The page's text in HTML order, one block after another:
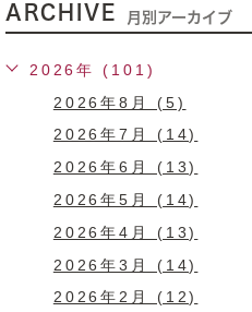
ARCHIVE 月別アーカイブ
2026年 (101)
2026年8月 (5)
2026年7月 (14)
2026年6月 (13)
2026年5月 (14)
2026年4月 (13)
2026年3月 (14)
2026年2月 (12)